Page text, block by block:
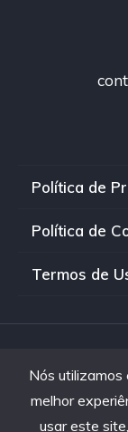
Política de
Política de
Termos de
Nós
melhor
usar este